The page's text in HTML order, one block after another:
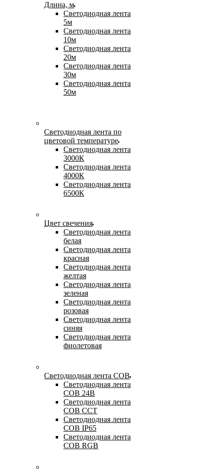
Длина, м
Светодиодная лента
5м
Светодиодная лента
10м
Светодиодная лента
20м
Светодиодная лента
30м
Светодиодная лента
50м
Светодиодная лента по
цветовой температуре
Светодиодная лента
3000К
Светодиодная лента
4000К
Светодиодная лента
6500К
Цвет свечения
Светодиодная лента
белая
Светодиодная лента
красная
Светодиодная лента
желтая
Светодиодная лента
зеленая
Светодиодная лента
розовая
Светодиодная лента
синяя
Светодиодная лента
фиолетовая
Светодиодная лента COB
Светодиодная лента
COB 24В
Светодиодная лента
COB CCT
Светодиодная лента
COB IP65
Светодиодная лента
COB RGB